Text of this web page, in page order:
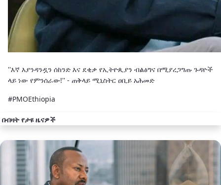
''እኛ እያንዳንዷን ሰከንድ እና ደቂቃ የኢትዮጲያን ብልፅግና በሚያረጋግጡ ጉዳዮች
ላይ ነው የምንሰራው!'' - ጠቅላይ ሚኒስትር ዐቢይ አሕመድ
#PMOEthiopia
በብዛት የታዩ ዜናዎች